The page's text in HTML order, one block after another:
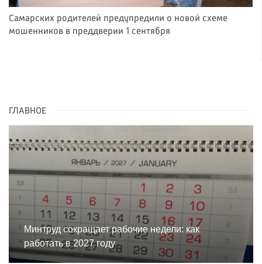
Самарских родителей предупредили о новой схеме
мошенников в преддверии 1 сентября
ГЛАВНОЕ
Минтруд сокращает рабочие недели: как
работать в 2027 году